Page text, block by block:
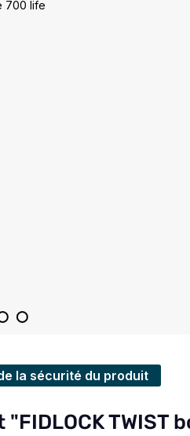
la sécurité du produit
TWIST